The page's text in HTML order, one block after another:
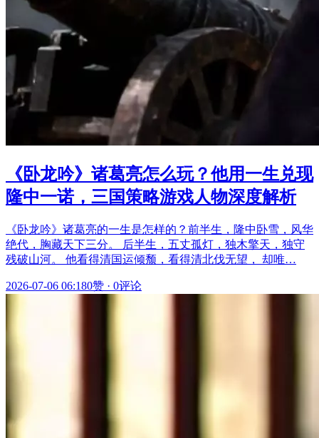
《卧龙吟》诸葛亮怎么玩？他用一生兑现
隆中一诺，三国策略游戏人物深度解析
《卧龙吟》诸葛亮的一生是怎样的？前半生，隆中卧雪，风华
绝代，胸藏天下三分。 后半生，五丈孤灯，独木擎天，独守
残破山河。 他看得清国运倾颓，看得清北伐无望， 却唯…
2026-07-06 06:180赞 · 0评论